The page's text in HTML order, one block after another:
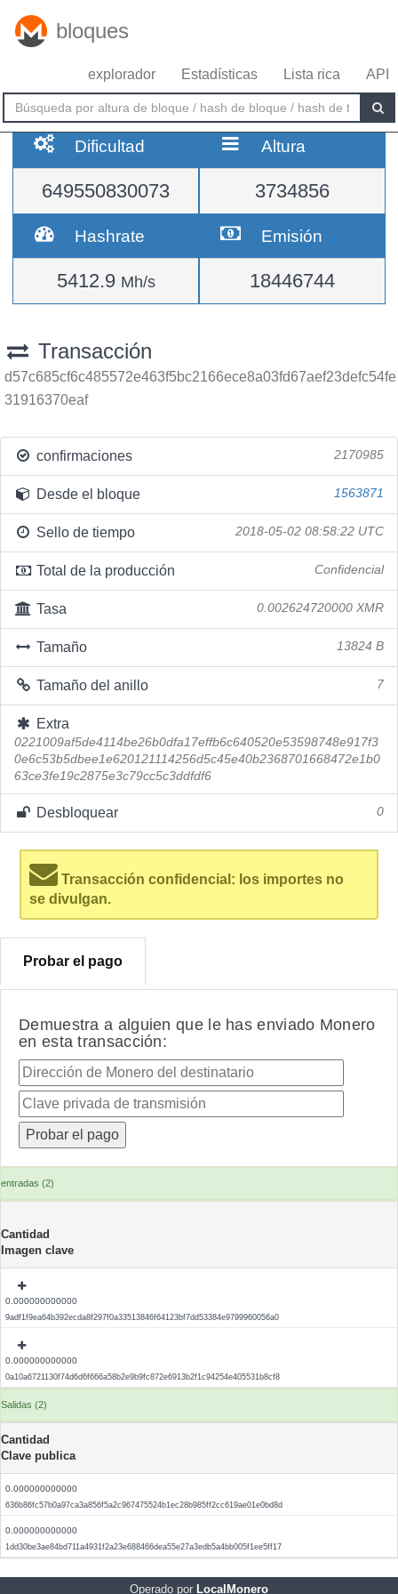
bloques
explorador Estadísticas Lista rica API
Dificultad
649550830073
Altura
3734856
Hashrate
5412.9 Mh/s
Emisión
18446744
Transacción
d57c685cf6c485572e463f5bc2166ece8a03fd67aef23defc54fe
31916370eaf
confirmaciones 2170985
Desde el bloque 1563871
Sello de tiempo 2018-05-02 08:58:22 UTC
Total de la producción Confidencial
Tasa 0.002624720000 XMR
Tamaño 13824 B
Tamaño del anillo 7
Extra
0221009af5de4114be26b0dfa17effb6c640520e53598748e917f3
0e6c53b5dbee1e620121114256d5c45e40b2368701668472e1b0
63ce3fe19c2875e3c79cc5c3ddfdf6
Desbloquear 0
Transacción confidencial: los importes no
se divulgan.
Probar el pago
Demuestra a alguien que le has enviado Monero
en esta transacción:
entradas (2)
Cantidad
Imagen clave
0.000000000000
9adf1f9ea64b392ecda8f297f0a33513846f64123bf7dd53384e9799960056a0
0.000000000000
0a10a6721130f74d6d6f666a58b2e9b9fc872e6913b2f1c94254e405531b8cf8
Salidas (2)
Cantidad
Clave publica
0.000000000000
636b86fc57b0a97ca3a856f5a2c967475524b1ec28b985ff2cc619ae01e0bd8d
0.000000000000
1dd30be3ae84bd711a4931f2a23e688466dea55e27a3edb5a4bb005f1ee5ff17
Operado por LocalMonero